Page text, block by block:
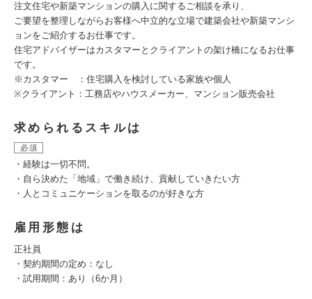
注文住宅や新築マンションの購入に関するご相談を承り、
ご要望を整理しながらお客様へ中立的な立場で建築会社や新築マンシ
ョンをご紹介するお仕事です。
住宅アドバイザーはカスタマーとクライアントの架け橋になるお仕事
です。
※カスタマー ：住宅購入を検討している家族や個人
※クライアント：工務店やハウスメーカー、マンション販売会社
求められるスキルは
必須
・経験は一切不問。
・自ら決めた「地域」で働き続け、貢献していきたい方
・人とコミュニケーションを取るのが好きな方
雇用形態は
正社員
・契約期間の定め：なし
・試用期間：あり（6か月）